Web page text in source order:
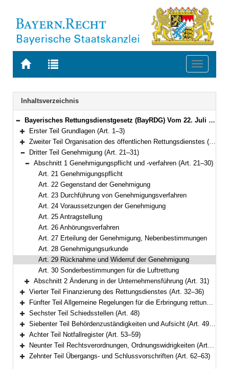
Zur
BAYERN.RECHT
Zur
letzten
Suche
Toggle
Navigation
Inhaltsverzeichnis
Bereich reduzieren
Bayerisches Rettungsdienstgesetz (BayRDG) Vom 22. Juli 2008 (GVBl. S. 429) BayRS 215-5-1-I (Art. 1–63)
Bereich erweitern
Erster Teil Grundlagen (Art. 1–3)
Bereich erweitern
Zweiter Teil Organisation des öffentlichen Rettungsdienstes (Art. 4–20)
Bereich reduzieren
Dritter Teil Genehmigung (Art. 21–31)
Bereich reduzieren
Abschnitt 1 Genehmigungspflicht und -verfahren (Art. 21–30)
Art. 21 Genehmigungspflicht
Art. 22 Gegenstand der Genehmigung
Art. 23 Durchführung von Genehmigungsverfahren
Art. 24 Voraussetzungen der Genehmigung
Art. 25 Antragstellung
Art. 26 Anhörungsverfahren
Art. 27 Erteilung der Genehmigung, Nebenbestimmungen
Art. 28 Genehmigungsurkunde
Art. 29 Rücknahme und Widerruf der Genehmigung
Art. 30 Sonderbestimmungen für die Luftrettung
Bereich erweitern
Abschnitt 2 Änderung in der Unternehmensführung (Art. 31)
Bereich erweitern
Vierter Teil Finanzierung des Rettungsdienstes (Art. 32–36)
Bereich erweitern
Fünfter Teil Allgemeine Regelungen für die Erbringung rettungsdienstlicher Leistungen (Art. 37–47)
Bereich erweitern
Sechster Teil Schiedsstellen (Art. 48)
Bereich erweitern
Siebenter Teil Behördenzuständigkeiten und Aufsicht (Art. 49–52)
Bereich erweitern
Achter Teil Notfallregister (Art. 53–59)
Bereich erweitern
Neunter Teil Rechtsverordnungen, Ordnungswidrigkeiten (Art. 60–61)
Zehnter Teil Übergangs- und Schlussvorschriften (Art. 62–63)